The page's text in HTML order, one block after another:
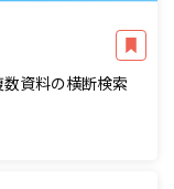
資料の横断検索